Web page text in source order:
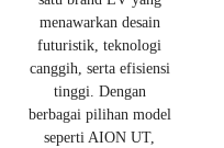
menawarkan desain
futuristik, teknologi
canggih, serta efisiensi
tinggi. Dengan
berbagai pilihan model
seperti AION UT,